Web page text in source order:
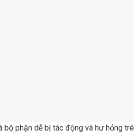
bộ phận dễ bị tác động và hư hỏng